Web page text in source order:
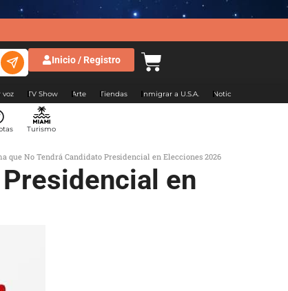
Inicio / Registro
voz TV Show Arte Tiendas Inmigrar a U.S.A. Noticias Argentina
Turismo
que No Tendrá Candidato Presidencial en Elecciones 2026
en